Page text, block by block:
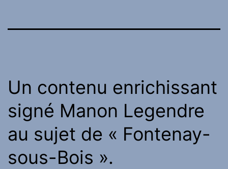
Un contenu enrichissant
signé Manon Legendre
au sujet de « Fontenay-
sous-Bois ».